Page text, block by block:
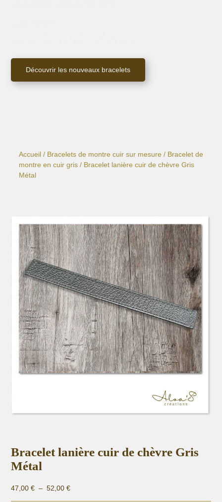
Découvrir les nouveaux bracelets
Accueil / Bracelets de montre cuir sur mesure / Bracelet de
montre en cuir gris / Bracelet lanière cuir de chèvre Gris
Métal
Bracelet lanière cuir de chèvre Gris
Métal
47,00€ – 52,00€Plage